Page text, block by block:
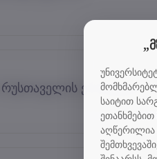
ეროვნული
საიტით
ეთანხმებით
აღწერილია